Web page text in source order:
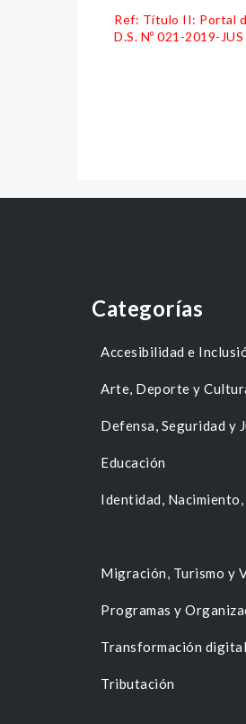
Ref: Título II: Portal
D.S. Nº 021-2019-JUS
Categorías
Accesibilidad e
Arte, Deporte y
Defensa, Seguridad y
Educación
Identidad,
Migración, Turismo y
Programas y
Transformación digital
Tributación